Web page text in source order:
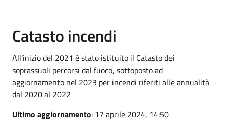
Catasto incendi
All'inizio del 2021 è stato istituito il Catasto dei
soprassuoli percorsi dal fuoco, sottoposto ad
aggiornamento nel 2023 per incendi riferiti alle annualità
dal 2020 al 2022
Ultimo aggiornamento: 17 aprile 2024, 14:50